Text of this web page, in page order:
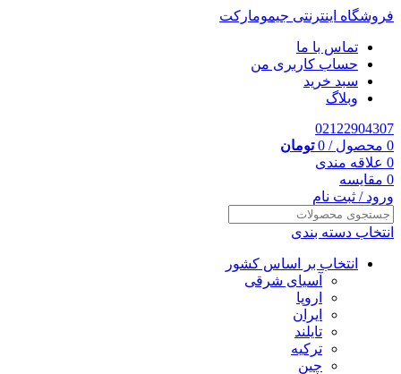
فروشگاه اینترنتی جیمومارکت
تماس با ما
حساب کاربری من
سبد خرید
وبلاگ
02122904307
0 محصول /
0 تومان
0 علاقه مندی
0 مقایسه
ورود / ثبت نام
انتخاب دسته بندی
انتخاب بر اساس کشور
آسیای شرقی
اروپا
ایران
تایلند
ترکیه
چین